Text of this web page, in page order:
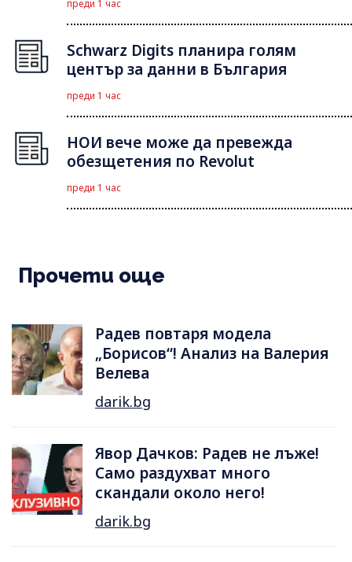
преди 1 час
Schwarz Digits планира голям
център за данни в България
преди 1 час
НОИ вече може да превежда
обезщетения по Revolut
преди 1 час
Прочети още
Радев повтаря модела
„Борисов“! Анализ на Валерия
Велева
darik.bg
Явор Дачков: Радев не лъже!
Само раздухват много
скандали около него!
darik.bg